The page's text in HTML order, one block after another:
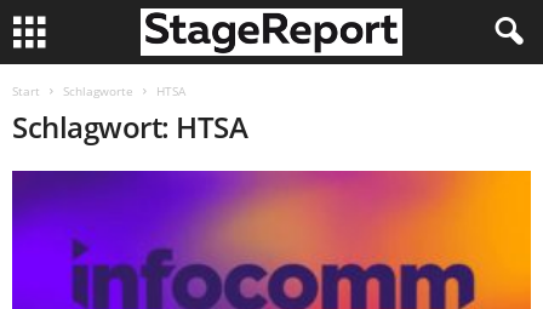
Start Schlagworte HTSA
Schlagwort: HTSA